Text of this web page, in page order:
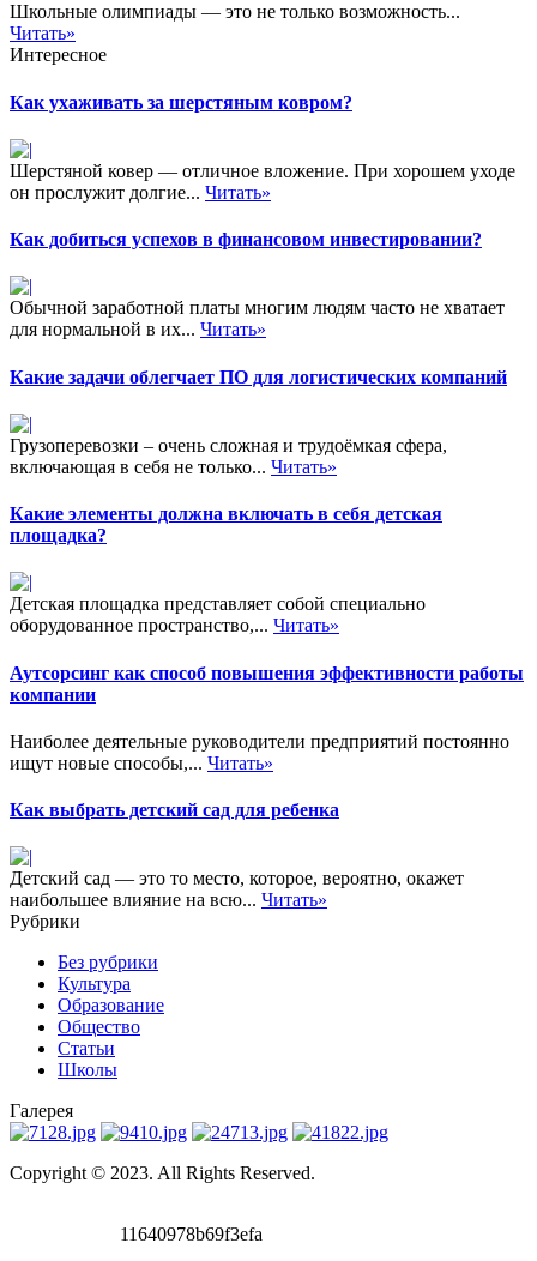
Школьные олимпиады — это не только возможность...
Читать»
Интересное
Как ухаживать за шерстяным ковром?
Шерстяной ковер — отличное вложение. При хорошем уходе
он прослужит долгие... Читать»
Как добиться успехов в финансовом инвестировании?
Обычной заработной платы многим людям часто не хватает
для нормальной в их... Читать»
Какие задачи облегчает ПО для логистических компаний
Грузоперевозки – очень сложная и трудоёмкая сфера,
включающая в себя не только... Читать»
Какие элементы должна включать в себя детская
площадка?
Детская площадка представляет собой специально
оборудованное пространство,... Читать»
Аутсорсинг как способ повышения эффективности работы
компании
Наиболее деятельные руководители предприятий постоянно
ищут новые способы,... Читать»
Как выбрать детский сад для ребенка
Детский сад — это то место, которое, вероятно, окажет
наибольшее влияние на всю... Читать»
Рубрики
Без рубрики
Культура
Образование
Общество
Статьи
Школы
Галерея
Copyright © 2023. All Rights Reserved.
11640978b69f3efa